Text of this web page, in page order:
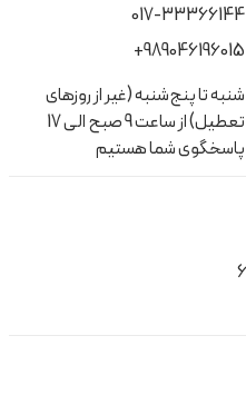
017-33366144
+989046196015
شنبه تا پنج‌شنبه (غیر از روزهای
تعطیل) از ساعت 9 صبح الی 17
پاسخگوی شما هستیم